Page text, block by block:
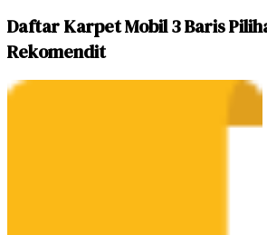
Daftar Karpet Mobil 3 Baris
Rekomendit